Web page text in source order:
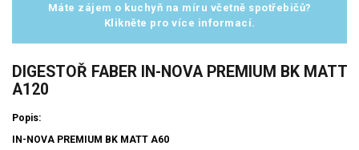
Máte zájem o kuchyň na míru včetně spotřebičů?
Klikněte pro více informací.
DIGESTOŘ FABER IN-NOVA PREMIUM BK MATT
A120
Popis:
IN-NOVA PREMIUM BK MATT A60